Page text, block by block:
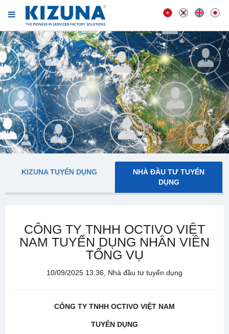
KIZUNA TUYỂN DỤNG
NHÀ ĐẦU TƯ TUYỂN
DỤNG
CÔNG TY TNHH OCTIVO VIỆT
NAM TUYỂN DỤNG NHÂN VIÊN
TỔNG VỤ
10/09/2025 13:36, Nhà đầu tư tuyển dụng
CÔNG TY TNHH OCTIVO VIỆT NAM
TUYỂN DỤNG